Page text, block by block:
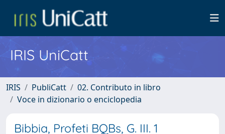
IRIS UniCatt
IRIS PubliCatt
02. Contributo in libro
Voce in dizionario o enciclopedia
Bibbia, Profeti BQBs, G. III. 1